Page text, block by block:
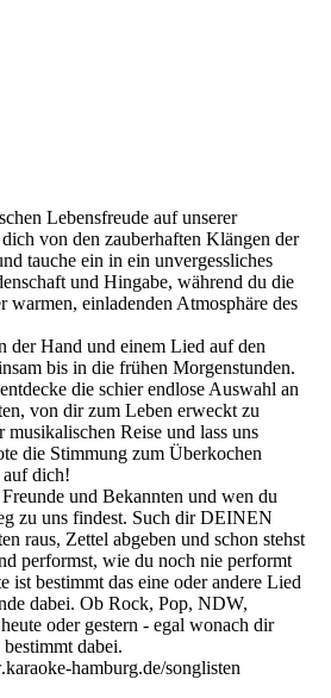
Lebensfreude auf unserer
von den zauberhaften Klängen der
tauche ein in ein unvergessliches
und Hingabe, während du die
warmen, einladenden Atmosphäre des
der Hand und einem Lied auf den
bis in die frühen Morgenstunden.
die schier endlose Auswahl an
von dir zum Leben erweckt zu
Reise und lass uns
die Stimmung zum Überkochen
dich!
und Bekannten und wen du
zu uns findest. Such dir DEINEN
raus, Zettel abgeben und schon stehst
performst, wie du noch nie performt
ist bestimmt das eine oder andere Lied
dabei. Ob Rock, Pop, NDW,
oder gestern - egal wonach dir
dabei.
hamburg.de/songlisten